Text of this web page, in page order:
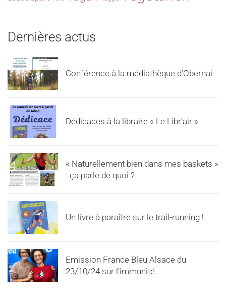
Dernières actus
Conférence à la médiathèque d’Obernai
Dédicaces à la libraire « Le Libr’air »
« Naturellement bien dans mes baskets »
: ça parle de quoi ?
Un livre à paraître sur le trail-running !
Emission France Bleu Alsace du
23/10/24 sur l’immunité